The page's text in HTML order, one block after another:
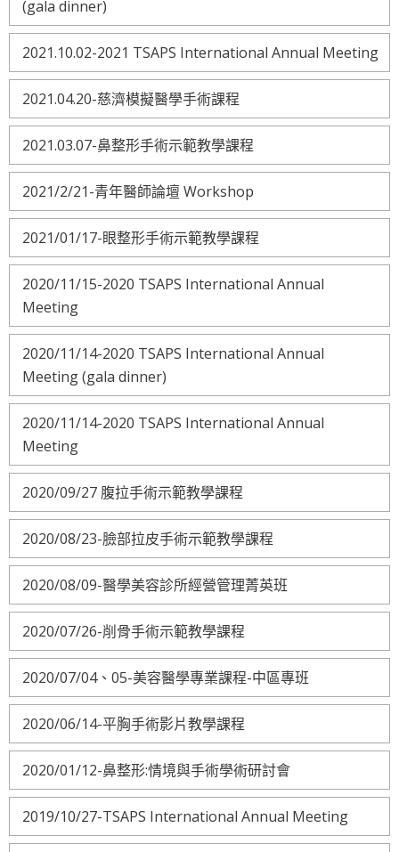
(gala dinner)
2021.10.02-2021 TSAPS International Annual Meeting
2021.04.20-慈濟模擬醫學手術課程
2021.03.07-鼻整形手術示範教學課程
2021/2/21-青年醫師論壇 Workshop
2021/01/17-眼整形手術示範教學課程
2020/11/15-2020 TSAPS International Annual
Meeting
2020/11/14-2020 TSAPS International Annual
Meeting (gala dinner)
2020/11/14-2020 TSAPS International Annual
Meeting
2020/09/27 腹拉手術示範教學課程
2020/08/23-臉部拉皮手術示範教學課程
2020/08/09-醫學美容診所經營管理菁英班
2020/07/26-削骨手術示範教學課程
2020/07/04、05-美容醫學專業課程-中區專班
2020/06/14-平胸手術影片教學課程
2020/01/12-鼻整形:情境與手術學術研討會
2019/10/27-TSAPS International Annual Meeting